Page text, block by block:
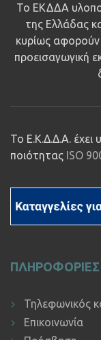
Το ΕΚΔΔΑ
της Ελλάδας
κυρίως αφορούν
προεισαγωγική
Το Ε.Κ.Δ.Δ.Α. έχει
ποιότητας ISO
ΠΛΗΡΟΦΟΡΙΕΣ
Τηλεφωνικός
Επικοινωνία